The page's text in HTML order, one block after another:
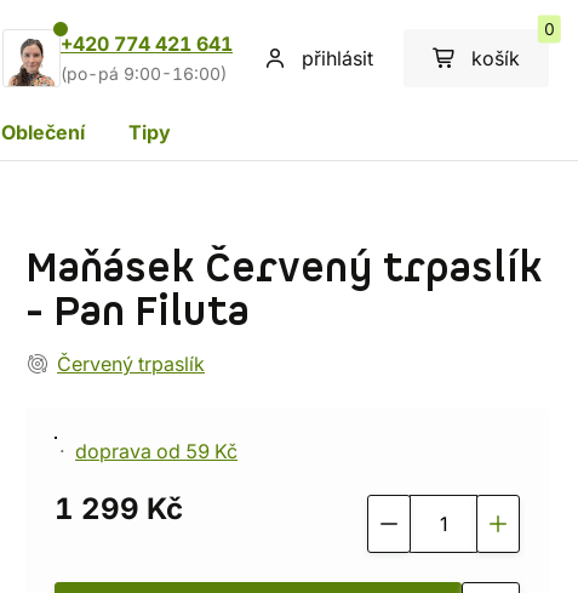
+420 774 421 641
(po-pá 9:00-16:00)
přihlásit košík
0
Oblečení Tipy
Maňásek Červený trpaslík
- Pan Filuta
Červený trpaslík
doprava od 59 Kč
1 299 Kč